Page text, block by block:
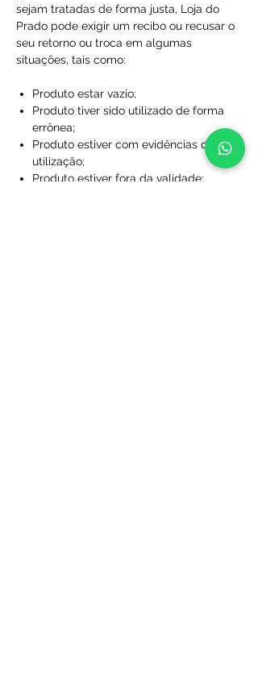
sejam tratadas de forma justa, Loja do
Prado pode exigir um recibo ou recusar o
seu retorno ou troca em algumas
situações, tais como:
Produto estar vazio;
Produto tiver sido utilizado de forma
errônea;
Produto estiver com evidências de
utilização;
Produto estiver fora da validade;